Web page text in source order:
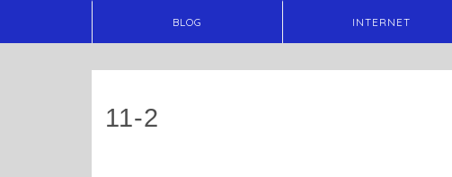
BLOG INTERNET
11-2